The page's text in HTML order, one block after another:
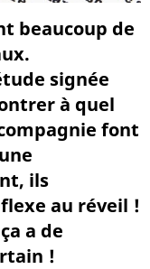
beaucoup de
signée
à quel
font
ils
au réveil !
a de
!